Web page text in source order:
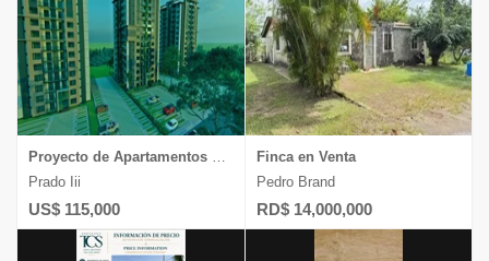
Proyecto de Apartamentos en Venta
Prado Iii
US$ 115,000
Finca en Venta
Pedro Brand
RD$ 14,000,000